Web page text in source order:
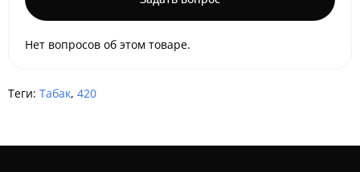
Нет вопросов об этом товаре.
Теги: Табак, 420